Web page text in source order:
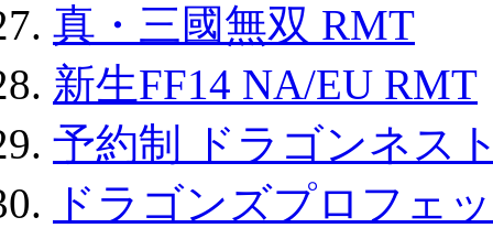
真・三國無双 RMT
新生FF14 NA/EU RMT
予約制 ドラゴンネス
ドラゴンズプロフェ